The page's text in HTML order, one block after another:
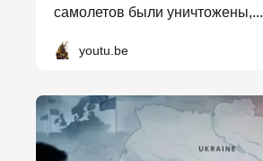
самолетов были уничтожены,...
youtu.be